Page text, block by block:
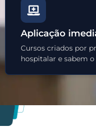
Aplicação
Cursos criados por
hospitalar e sabem